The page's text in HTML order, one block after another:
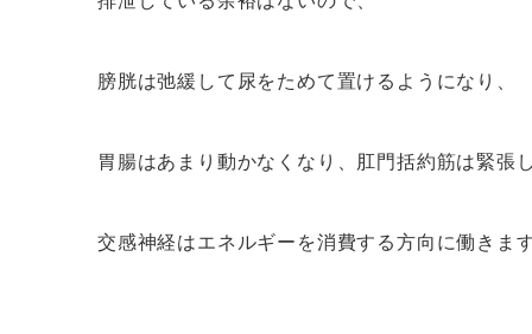
膀胱は弛緩して尿をためて置けるようになり、
胃腸はあまり動かなくなり、肛門括約筋は緊張し
交感神経はエネルギーを消費する方向に働きます